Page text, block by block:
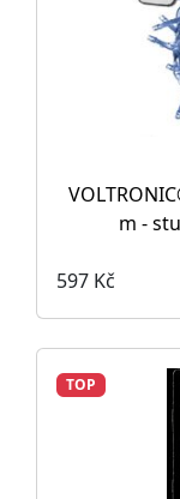
m -
597 Kč
TOP